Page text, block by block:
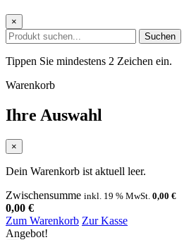
×
Suchen
Tippen Sie mindestens 2 Zeichen ein.
Warenkorb
Ihre Auswahl
×
Dein Warenkorb ist aktuell leer.
Zwischensumme inkl. 19 % MwSt. 0,00 €
0,00 €
Zum Warenkorb Zur Kasse
Angebot!